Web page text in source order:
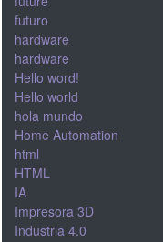
futuro
hardware
hardware
Hello word!
Hello world
hola mundo
Home Automation
html
HTML
IA
Impresora 3D
Industria 4.0